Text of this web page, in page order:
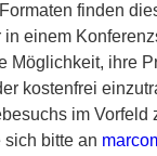
finden
einem
Möglichkeit, ihre
kostenfrei
im Vorfeld
sich bitte an marco